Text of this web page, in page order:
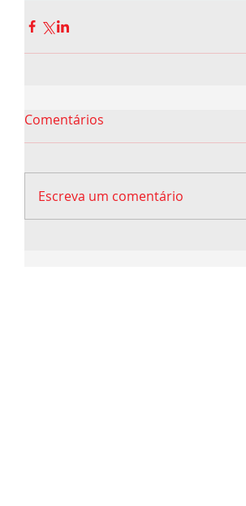
Comentários
Escreva um comentário